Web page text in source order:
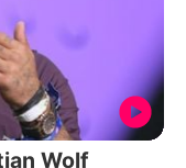
Wolf